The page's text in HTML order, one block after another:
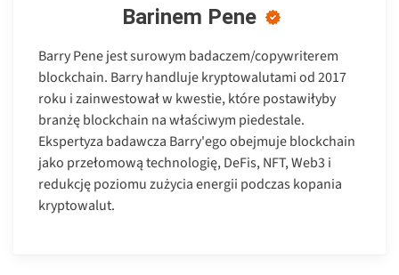
Barinem Pene
Barry Pene jest surowym badaczem/copywriterem
blockchain. Barry handluje kryptowalutami od 2017
roku i zainwestował w kwestie, które postawiłyby
branżę blockchain na właściwym piedestale.
Ekspertyza badawcza Barry'ego obejmuje blockchain
jako przełomową technologię, DeFis, NFT, Web3 i
redukcję poziomu zużycia energii podczas kopania
kryptowalut.